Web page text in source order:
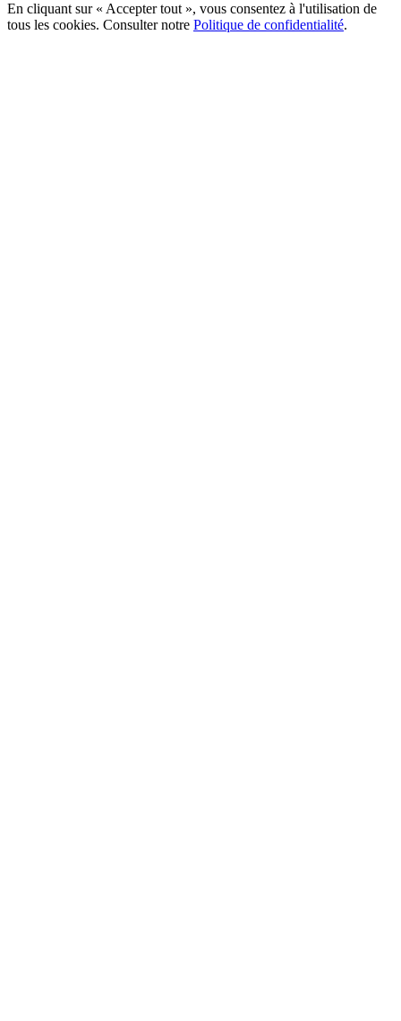
En cliquant sur « Accepter tout », vous consentez à l'utilisation de
tous les cookies. Consulter notre Politique de confidentialité.